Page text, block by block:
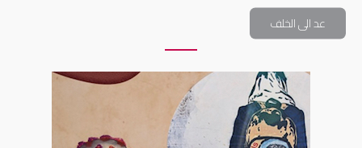
عد الى الخلف